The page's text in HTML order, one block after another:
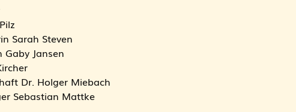
Sarah Steven
Jansen
Dr. Holger Miebach
Sebastian Mattke